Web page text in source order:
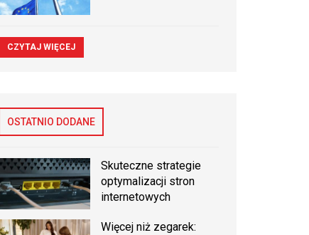
CZYTAJ WIĘCEJ
OSTATNIO DODANE
Skuteczne strategie
optymalizacji stron
internetowych
Więcej niż zegarek: